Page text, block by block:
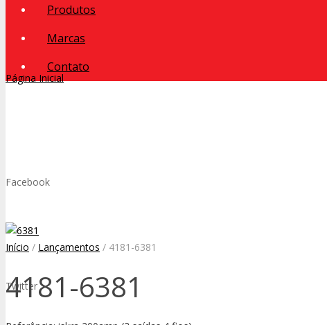
Página Inicial
Facebook
Twitter
Produtos
Marcas
Contato
Início / Lançamentos / 4181-6381
4181-6381